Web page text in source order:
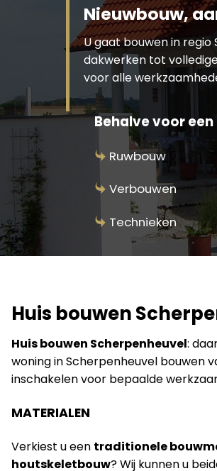
Nieuwbouw,
U gaat bouwen in
dakwerken tot
voor alle
Behalve voor
Ruwbouw
Verbouwen
Technieken
Huis bouwen
Huis bouwen Scherpenheuvel:
woning in Scherpenheuvel bouwen
inschakelen voor bepaalde
MATERIALEN
Verkiest u een traditionele
houtskeletbouw? Wij kunnen u